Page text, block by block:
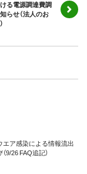
る電源調達費調
らせ（法人のお
ア感染による情報流出
9/26 FAQ追記）